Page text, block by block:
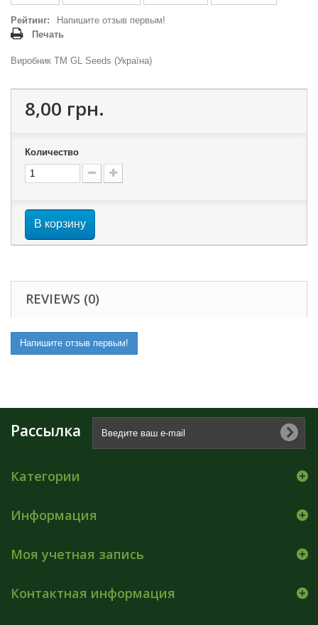
Рейтинг:
Напишите отзыв первым!
Печать
Виробник ТМ GL Seeds (Україна)
8,00 грн.
Количество
В корзину
REVIEWS (0)
Напишите отзыв первым!
Рассылка
Категории
Информация
Моя учетная запись
Контактная информация